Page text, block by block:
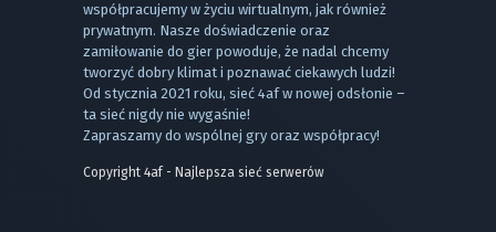
współpracujemy w życiu wirtualnym, jak również
prywatnym. Nasze doświadczenie oraz
zamiłowanie do gier powoduje, że nadal chcemy
tworzyć dobry klimat i poznawać ciekawych ludzi!
Od stycznia 2021 roku, sieć 4af w nowej odsłonie –
ta sieć nigdy nie wygaśnie!
Zapraszamy do wspólnej gry oraz współpracy!
Copyright 4af - Najlepsza sieć serwerów